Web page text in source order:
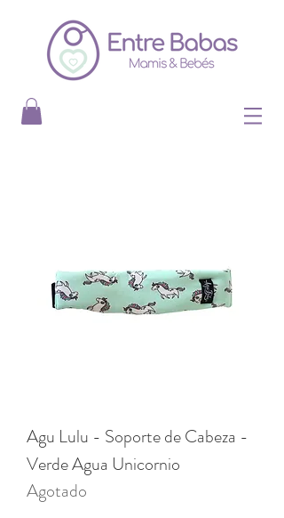
Agu Lulu - Soporte de Cabeza -
Verde Agua Unicornio
Agotado